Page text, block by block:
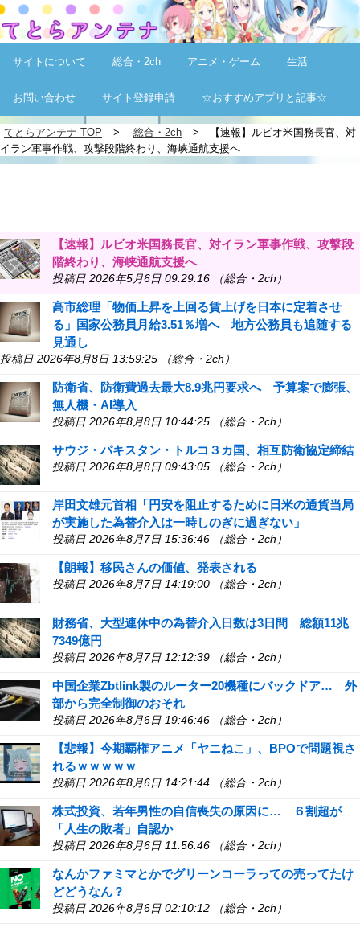
サイトについて 総合・2ch アニメ・ゲーム 生活
お問い合わせ サイト登録申請 ☆おすすめアプリと記事☆
てとらアンテナ TOP 総合・2ch
【速報】ルビオ米国務長官、対
イラン軍事作戦、攻撃段階終わり、海峡通航支援へ
【速報】ルビオ米国務長官、対イラン軍事作戦、攻撃段
階終わり、海峡通航支援へ
投稿日 2026年5月6日 09:29:16 （総合・2ch）
高市総理「物価上昇を上回る賃上げを日本に定着させ
る」国家公務員月給3.51％増へ 地方公務員も追随する
見通し
投稿日 2026年8月8日 13:59:25 （総合・2ch）
防衛省、防衛費過去最大8.9兆円要求へ 予算案で膨張、
無人機・AI導入
投稿日 2026年8月8日 10:44:25 （総合・2ch）
サウジ・パキスタン・トルコ３カ国、相互防衛協定締結
投稿日 2026年8月8日 09:43:05 （総合・2ch）
岸田文雄元首相「円安を阻止するために日米の通貨当局
が実施した為替介入は一時しのぎに過ぎない」
投稿日 2026年8月7日 15:36:46 （総合・2ch）
【朗報】移民さんの価値、発表される
投稿日 2026年8月7日 14:19:00 （総合・2ch）
財務省、大型連休中の為替介入日数は3日間 総額11兆
7349億円
投稿日 2026年8月7日 12:12:39 （総合・2ch）
中国企業Zbtlink製のルーター20機種にバックドア… 外
部から完全制御のおそれ
投稿日 2026年8月6日 19:46:46 （総合・2ch）
【悲報】今期覇権アニメ「ヤニねこ」、BPOで問題視さ
れるｗｗｗｗｗ
投稿日 2026年8月6日 14:21:44 （総合・2ch）
株式投資、若年男性の自信喪失の原因に… ６割超が
「人生の敗者」自認か
投稿日 2026年8月6日 11:56:46 （総合・2ch）
なんかファミマとかでグリーンコーラっての売ってたけ
どどうなん？
投稿日 2026年8月6日 02:10:12 （総合・2ch）